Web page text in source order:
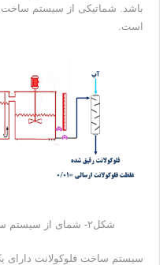
است.
شکل۲- شمای از سیستم ساخت فلوکولانت تیکنرهای باطله
سیستم ساخت فلوکولانت